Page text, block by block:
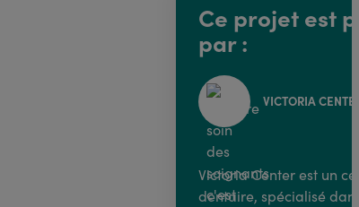
Ce projet est
par :
VICTORIA
Victoria Center est un
dentaire, spécialisé